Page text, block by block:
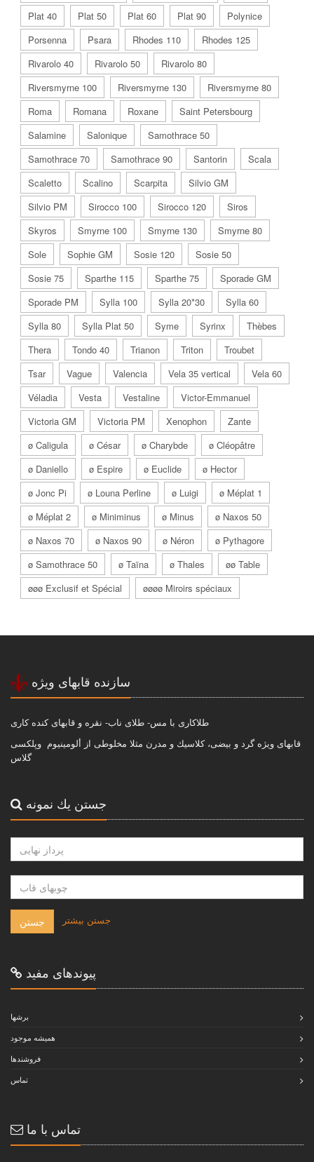
Plat 40
Plat 50 Plat 60 Plat 90
Polynice
Porsenna
Psara Rhodes 110
Rhodes 125
Rivarolo 40
Rivarolo 50
Rivarolo 80
Riversmyrne 100
Riversmyrne 130
Riversmyrne 80
Roma
Romana Roxane
Saint Petersbourg
Salamine
Salonique
Samothrace 50
Samothrace 70
Samothrace 90 Santorin
Scala
Scaletto
Scalino Scarpita
Silvio GM
Silvio PM
Sirocco 100 Sirocco 120
Siros
Skyros
Smyrne 100 Smyrne 130
Smyrne 80
Sole
Sophie GM Sosie 120
Sosie 50
Sosie 75
Sparthe 115 Sparthe 75
Sporade GM
Sporade PM
Sylla 100 Sylla 20*30
Sylla 60
Sylla 80
Sylla Plat 50 Syme Syrinx
Thèbes
Thera
Tondo 40 Trianon Triton
Troubet
Tsar
Vague Valencia Vela 35 vertical
Vela 60
Véladia
Vesta Vestaline
Victor-Emmanuel
Victoria GM
Victoria PM Xenophon
Zante
ø Caligula
ø César ø Charybde
ø Cléopâtre
ø Daniello
ø Espire ø Euclide
ø Hector
ø Jonc Pi
ø Louna Perline ø Luigi
ø Méplat 1
ø Méplat 2
ø Miniminus ø Minus
ø Naxos 50
ø Naxos 70
ø Naxos 90 ø Néron
ø Pythagore
ø Samothrace 50
ø Taïna ø Thales
øø Table
øøø Exclusif et Spécial
øøøø Miroirs spéciaux
سازنده قابهاى ويژه
طلاكارى با مس- طلاى ناب- نقره و قابهاى كنده كارى
قابهاى ويژه گرد و بيضى، كلاسيك و مدرن مثلا مخلوطى از ألومينيوم وپلكسى
گلاس
جستن يك نمونه
جستن جستن بيشتر
پيوندهاى مفيد
برشها
هميشه موجود
فروشندها
تماس
تماس با ما